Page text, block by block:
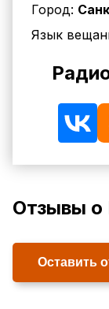
Город:
Язык
Отзывы о
Оставить